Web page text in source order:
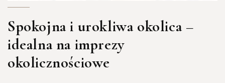
Spokojna i urokliwa okolica –
idealna na imprezy
okolicznościowe